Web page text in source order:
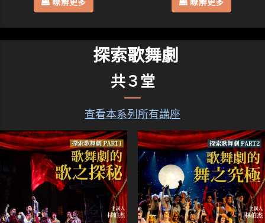
瞭解更多 瞭解更多
探索歌舞劇
共３堂
查看本系列所有講座